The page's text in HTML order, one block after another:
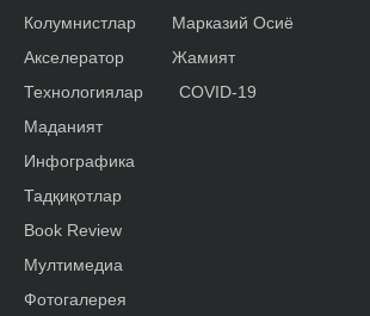
Колумнистлар
Акселератор
Марказий Осиё
Жамият
Технологиялар
Маданият
Инфографика
Тадқиқотлар
Book Review
Мултимедиа
Фотогалерея
COVID-19